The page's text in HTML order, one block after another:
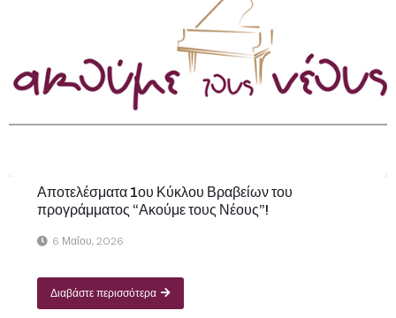
Αποτελέσματα 1ου Κύκλου Βραβείων του
προγράμματος “Ακούμε τους Νέους”!
6 Μαΐου, 2026
Διαβάστε περισσότερα